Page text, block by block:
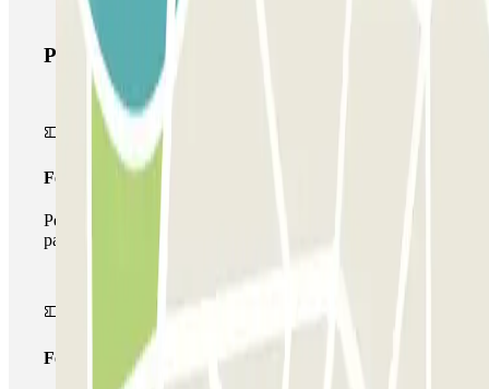
Produits Parclick
Forfait Simple
Pendant votre séjour, vous ne pourrez entrer et sortir du
parking qu'une seule fois
Forfait de stationnement multiple